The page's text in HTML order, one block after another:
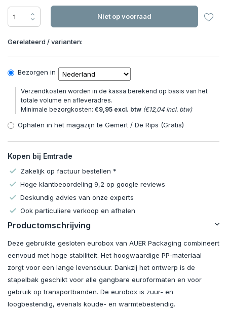
Niet op voorraad
Gerelateerd / varianten:
Bezorgen in
Verzendkosten worden in de kassa berekend op basis van het
totale volume en afleveradres.
Minimale bezorgkosten: €9,95 excl. btw (€12,04 incl. btw)
Ophalen in het magazijn te Gemert / De Rips (Gratis)
Kopen bij Emtrade
Zakelijk op factuur bestellen *
Hoge klantbeoordeling 9,2 op google reviews
Deskundig advies van onze experts
Ook particuliere verkoop en afhalen
Productomschrijving
Deze gebruikte gesloten eurobox van AUER Packaging combineert
eenvoud met hoge stabiliteit. Het hoogwaardige PP-materiaal
zorgt voor een lange levensduur. Dankzij het ontwerp is de
stapelbak geschikt voor alle gangbare euroformaten en voor
gebruik op transportbanden. De eurobox is zuur- en
loogbestendig, evenals koude- en warmtebestendig.